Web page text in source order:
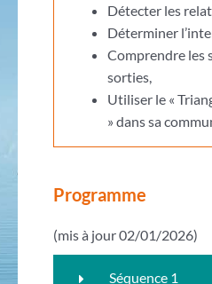
Détecter les
Déterminer
Comprendre les
sorties,
Utiliser le «
» dans sa
Programme
(mis à jour 02/01/2026)
Séquence 1